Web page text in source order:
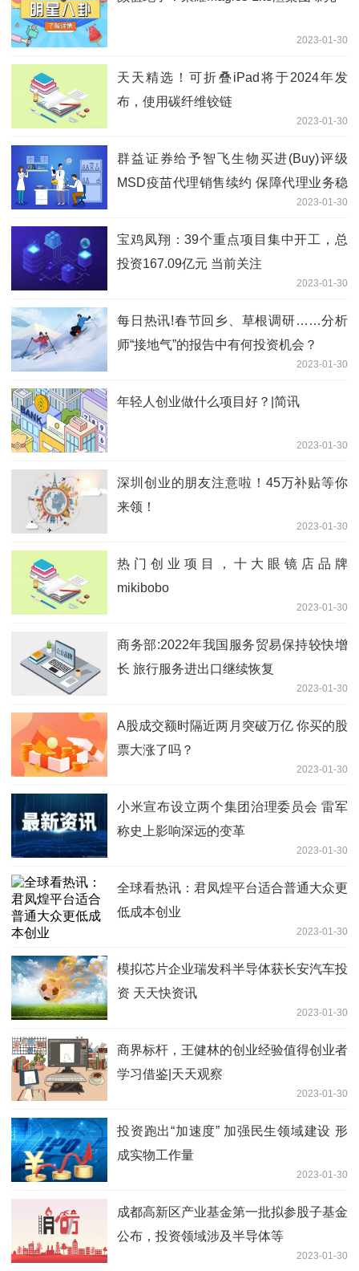
2023-01-30
天天精选！可折叠iPad将于2024年发
布，使用碳纤维铰链
2023-01-30
群益证券给予智飞生物买进(Buy)评级
MSD疫苗代理销售续约 保障代理业务稳
2023-01-30
宝鸡凤翔：39个重点项目集中开工，总
投资167.09亿元 当前关注
2023-01-30
每日热讯!春节回乡、草根调研……分析
师“接地气”的报告中有何投资机会？
2023-01-30
年轻人创业做什么项目好？|简讯
2023-01-30
深圳创业的朋友注意啦！45万补贴等你
来领！
2023-01-30
热门创业项目，十大眼镜店品牌
mikibobo
2023-01-30
商务部:2022年我国服务贸易保持较快增
长 旅行服务进出口继续恢复
2023-01-30
A股成交额时隔近两月突破万亿 你买的股
票大涨了吗？
2023-01-30
小米宣布设立两个集团治理委员会 雷军
称史上影响深远的变革
2023-01-30
全球看热讯：君凤煌平台适合普通大众更
低成本创业
2023-01-30
模拟芯片企业瑞发科半导体获长安汽车投
资 天天快资讯
2023-01-30
商界标杆，王健林的创业经验值得创业者
学习借鉴|天天观察
2023-01-30
投资跑出“加速度” 加强民生领域建设 形
成实物工作量
2023-01-30
成都高新区产业基金第一批拟参股子基金
公布，投资领域涉及半导体等
2023-01-30